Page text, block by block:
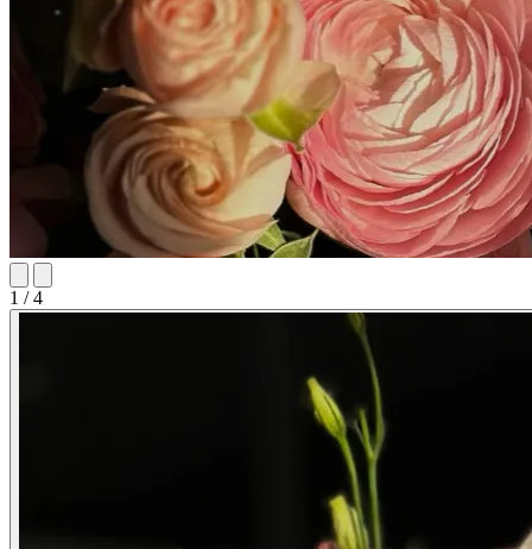
1 / 4